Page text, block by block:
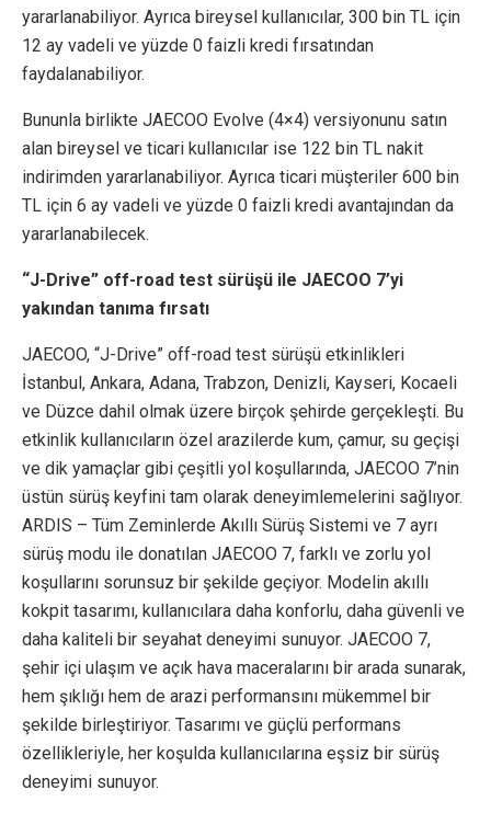
yararlanabiliyor. Ayrıca bireysel kullanıcılar, 300 bin TL için
12 ay vadeli ve yüzde 0 faizli kredi fırsatından
faydalanabiliyor.
Bununla birlikte JAECOO Evolve (4×4) versiyonunu satın
alan bireysel ve ticari kullanıcılar ise 122 bin TL nakit
indirimden yararlanabiliyor. Ayrıca ticari müşteriler 600 bin
TL için 6 ay vadeli ve yüzde 0 faizli kredi avantajından da
yararlanabilecek.
“J-Drive” off-road test sürüşü ile JAECOO 7’yi
yakından tanıma fırsatı
JAECOO, “J-Drive” off-road test sürüşü etkinlikleri
İstanbul, Ankara, Adana, Trabzon, Denizli, Kayseri, Kocaeli
ve Düzce dahil olmak üzere birçok şehirde gerçekleşti. Bu
etkinlik kullanıcıların özel arazilerde kum, çamur, su geçişi
ve dik yamaçlar gibi çeşitli yol koşullarında, JAECOO 7’nin
üstün sürüş keyfini tam olarak deneyimlemelerini sağlıyor.
ARDIS – Tüm Zeminlerde Akıllı Sürüş Sistemi ve 7 ayrı
sürüş modu ile donatılan JAECOO 7, farklı ve zorlu yol
koşullarını sorunsuz bir şekilde geçiyor. Modelin akıllı
kokpit tasarımı, kullanıcılara daha konforlu, daha güvenli ve
daha kaliteli bir seyahat deneyimi sunuyor. JAECOO 7,
şehir içi ulaşım ve açık hava maceralarını bir arada sunarak,
hem şıklığı hem de arazi performansını mükemmel bir
şekilde birleştiriyor. Tasarımı ve güçlü performans
özellikleriyle, her koşulda kullanıcılarına eşsiz bir sürüş
deneyimi sunuyor.